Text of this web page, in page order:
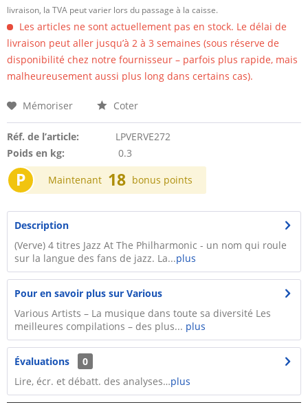
livraison, la TVA peut varier lors du passage à la caisse.
Les articles ne sont actuellement pas en stock. Le délai de
livraison peut aller jusqu’à 2 à 3 semaines (sous réserve de
disponibilité chez notre fournisseur – parfois plus rapide, mais
malheureusement aussi plus long dans certains cas).
Mémoriser Coter
Réf. de l’article:
LPVERVE272
Poids en kg:
0.3
P Maintenant 18 bonus points
Description
(Verve) 4 titres Jazz At The Philharmonic - un nom qui roule
sur la langue des fans de jazz. La...plus
Pour en savoir plus sur Various
Various Artists – La musique dans toute sa diversité Les
meilleures compilations – des plus... plus
Évaluations
0
Lire, écr. et débatt. des analyses…plus